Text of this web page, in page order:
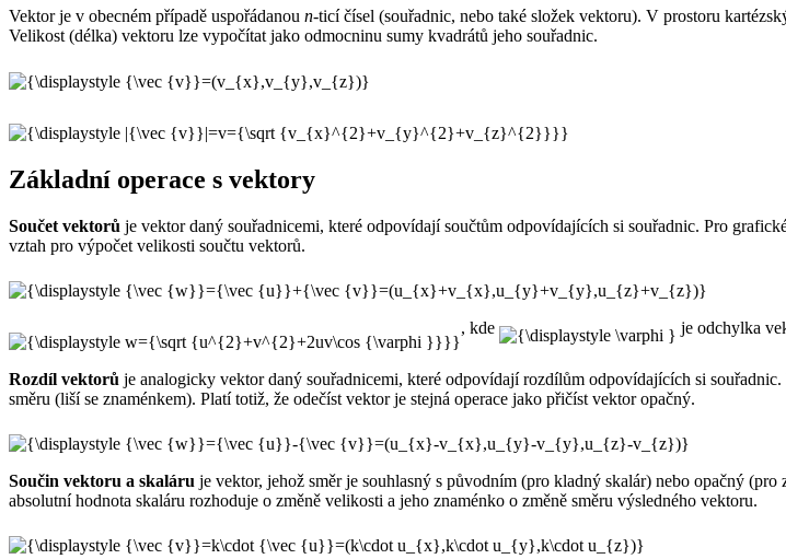
Vektor je v obecném případě uspořádanou n-ticí čísel (souřadnic, nebo také složek vektoru). V prostoru
Velikost (délka) vektoru lze vypočítat jako odmocninu sumy kvadrátů jeho souřadnic.
Základní operace s vektory
Součet vektorů je vektor daný souřadnicemi, které odpovídají součtům odpovídajících si souřadnic. Pro
vztah pro výpočet velikosti součtu vektorů.
, kde je odchylka
Rozdíl vektorů je analogicky vektor daný souřadnicemi, které odpovídají rozdílům odpovídajících si
směru (liší se znaménkem). Platí totiž, že odečíst vektor je stejná operace jako přičíst vektor opačný.
Součin vektoru a skaláru je vektor, jehož směr je souhlasný s původním (pro kladný skalár) nebo opačný
absolutní hodnota skaláru rozhoduje o změně velikosti a jeho znaménko o změně směru výsledného vektoru.